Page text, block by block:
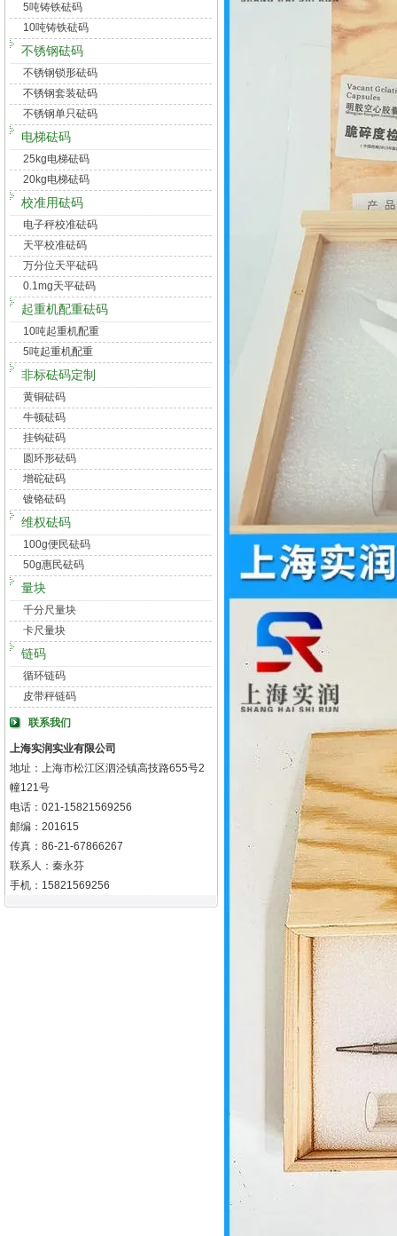
5吨铸铁砝码
10吨铸铁砝码
不锈钢砝码
不锈钢锁形砝码
不锈钢套装砝码
不锈钢单只砝码
电梯砝码
25kg电梯砝码
20kg电梯砝码
校准用砝码
电子秤校准砝码
天平校准砝码
万分位天平砝码
0.1mg天平砝码
起重机配重砝码
10吨起重机配重
5吨起重机配重
非标砝码定制
黄铜砝码
牛顿砝码
挂钩砝码
圆环形砝码
增砣砝码
镀铬砝码
维权砝码
100g便民砝码
50g惠民砝码
量块
千分尺量块
卡尺量块
链码
循环链码
皮带秤链码
联系我们
上海实润实业有限公司
地址：上海市松江区泗泾镇高技路655号2
幢121号
电话：021-15821569256
邮编：201615
传真：86-21-67866267
联系人：秦永芬
手机：15821569256